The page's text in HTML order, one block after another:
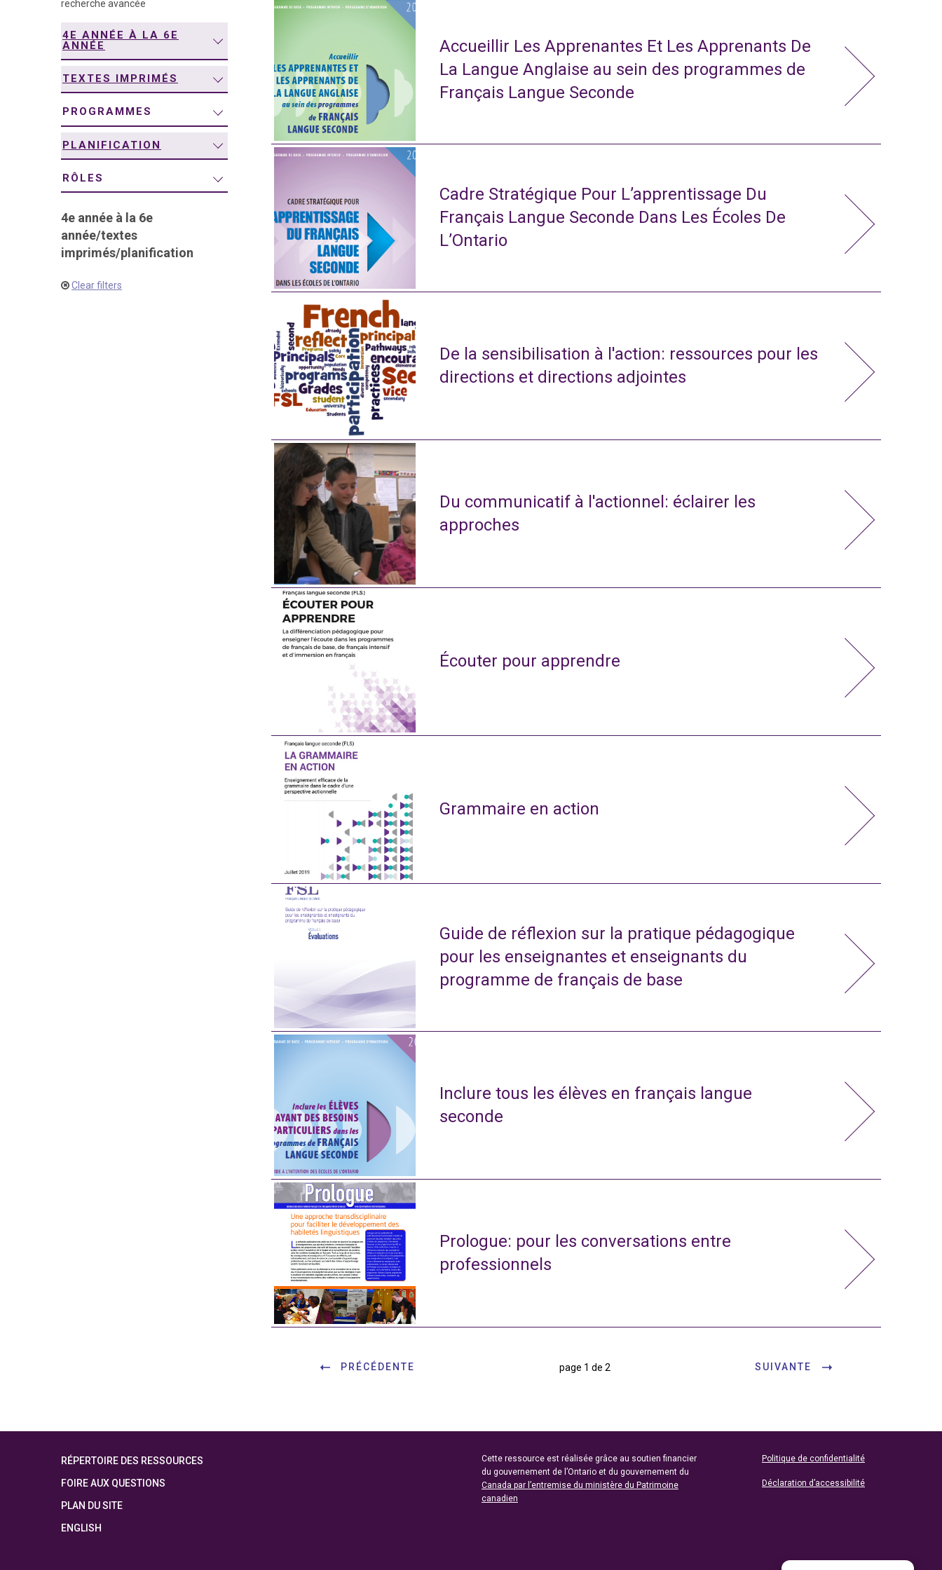
recherche avancée
4E ANNÉE À LA 6E
ANNÉE
TEXTES IMPRIMÉS
PROGRAMMES
PLANIFICATION
RÔLES
4e année à la 6e
année/textes
imprimés/planification
Clear filters
Accueillir Les Apprenantes Et Les Apprenants De
La Langue Anglaise au sein des programmes de
Français Langue Seconde
Cadre Stratégique Pour L’apprentissage Du
Français Langue Seconde Dans Les Écoles De
L’Ontario
De la sensibilisation à l'action: ressources pour les
directions et directions adjointes
Du communicatif à l'actionnel: éclairer les
approches
Écouter pour apprendre
Grammaire en action
Guide de réflexion sur la pratique pédagogique
pour les enseignantes et enseignants du
programme de français de base
Inclure tous les élèves en français langue
seconde
Prologue: pour les conversations entre
professionnels
PRÉCÉDENTE page 1 de 2 SUIVANTE
RÉPERTOIRE DES RESSOURCES
FOIRE AUX QUESTIONS
PLAN DU SITE
ENGLISH
Cette ressource est réalisée grâce au soutien financier
du gouvernement de l’Ontario et du gouvernement du
Canada par l’entremise du ministère du Patrimoine
canadien
Politique de confidentialité
Déclaration d’accessibilité